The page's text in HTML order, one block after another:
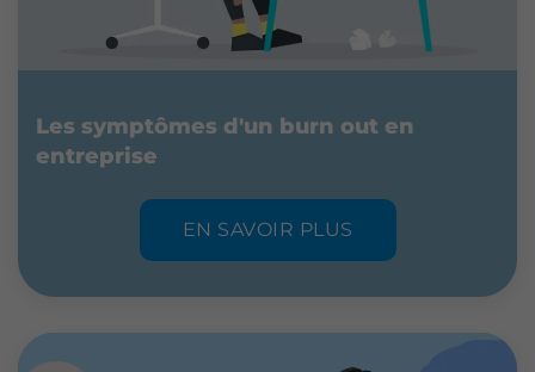
Les symptômes d'un burn out en
entreprise
EN SAVOIR PLUS